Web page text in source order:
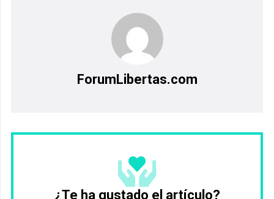
ForumLibertas.com
¿Te ha gustado el artículo?